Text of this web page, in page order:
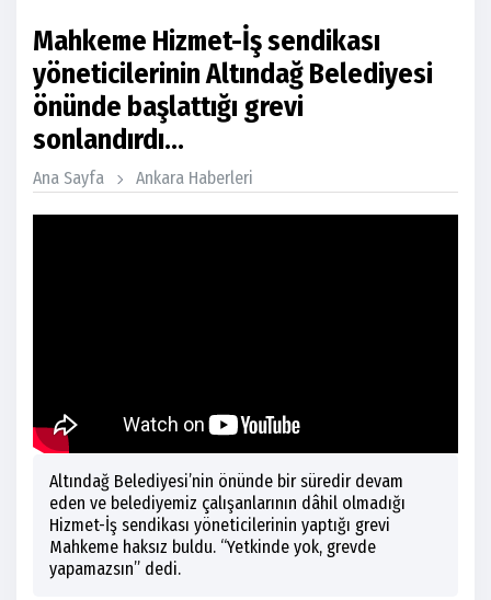
Mahkeme Hizmet-İş sendikası
yöneticilerinin Altındağ Belediyesi
önünde başlattığı grevi
sonlandırdı…
Ana Sayfa Ankara Haberleri
Altındağ Belediyesi’nin önünde bir süredir devam
eden ve belediyemiz çalışanlarının dâhil olmadığı
Hizmet-İş sendikası yöneticilerinin yaptığı grevi
Mahkeme haksız buldu. “Yetkinde yok, grevde
yapamazsın” dedi.